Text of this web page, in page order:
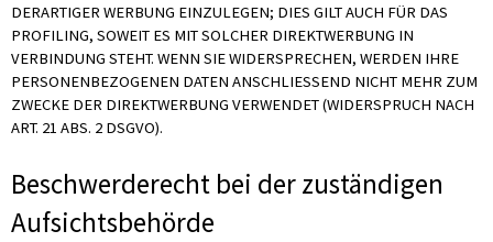
DERARTIGER WERBUNG EINZULEGEN; DIES GILT AUCH FÜR DAS
PROFILING, SOWEIT ES MIT SOLCHER DIREKTWERBUNG IN
VERBINDUNG STEHT. WENN SIE WIDERSPRECHEN, WERDEN IHRE
PERSONENBEZOGENEN DATEN ANSCHLIESSEND NICHT MEHR ZUM
ZWECKE DER DIREKTWERBUNG VERWENDET (WIDERSPRUCH NACH
ART. 21 ABS. 2 DSGVO).
Beschwerde­recht bei der zuständigen
Aufsichts­behörde